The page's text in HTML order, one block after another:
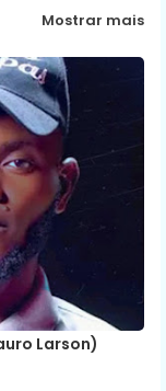
Mostrar mais
Larson)